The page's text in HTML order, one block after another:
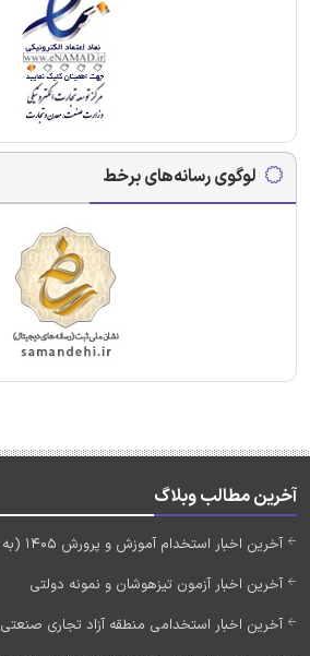
لوگوی رسانه‌های برخط
آخرین مطالب وبلاگ
آخرین اخبار استخدام آموزش و پرورش 1405 (به زودی)
آخرین اخبار آزمون تیزهوشان و نمونه دولتی
آخرین اخبار استخدامی منطقه آزاد تجاری صنعتی 1405